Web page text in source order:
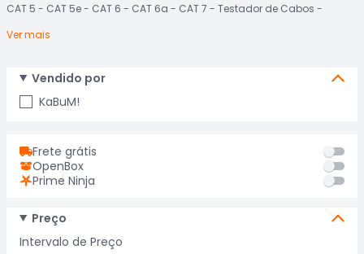
CAT 5 CAT 5e CAT 6 CAT 6a CAT 7
Testador de Cabos
Ver mais
Vendido por
KaBuM!
Frete grátis
OpenBox
Prime Ninja
Preço
Intervalo de Preço